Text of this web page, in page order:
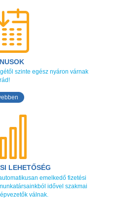
szinte egész nyáron várnak
rád!
LEHETŐSÉG
emelkedő fizetési
idővel szakmai
válnak.